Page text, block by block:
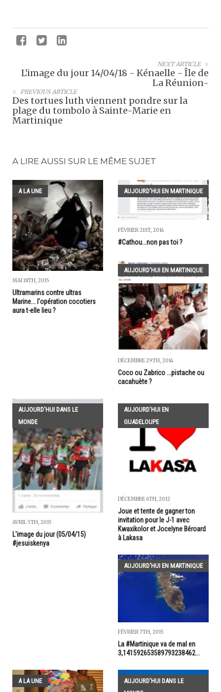
NEXT ARTICLE
L'image du jour 14/04/18 - Kénaelle - Île de
La Réunion-
PREVIOUS ARTICLE
Des tortues luth viennent pondre sur la
plage du tombolo à Sainte-Marie en
Martinique
A LIRE AUSSI SUR LE MÊME SUJET
A LA UNE
MAI 18TH, 2015
Ultramarins contre ultras
Marine... l'opération cocotiers
aura t-elle lieu ?
AUJOURD'HUI EN MARTINIQUE
FÉVRIER 21ST, 2014
#Cathou...non pas toi ?
AUJOURD'HUI EN MARTINIQUE
DÉCEMBRE 29TH, 2014
Coco ou Zabrico ...pistache ou
cacahuète ?
AUJOURD'HUI DANS LE
MONDE
AVRIL 5TH, 2015
L'image du jour (05/04/15)
#jesuiskenya
AUJOURD'HUI EN
GUADELOUPE
DÉCEMBRE 6TH, 2012
Joue et tente de gagner ton
invitation pour le J-1 avec
Kwaxikolor et Jocelyne Béroard
à Lakasa
AUJOURD'HUI EN MARTINIQUE
FÉVRIER 7TH, 2015
La #Martinique va de mal en
3,141592653589793238462...
A LA UNE
AUJOURD'HUI DANS LE